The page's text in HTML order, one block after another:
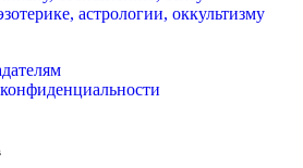
астрологии, оккультизму